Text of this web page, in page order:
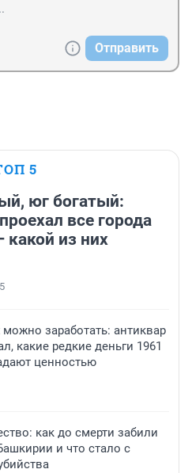
Отправить
5
юг богатый:
все города
из них
можно заработать: антиквар
какие редкие деньги 1961
ценностью
как до смерти забили
и что стало с